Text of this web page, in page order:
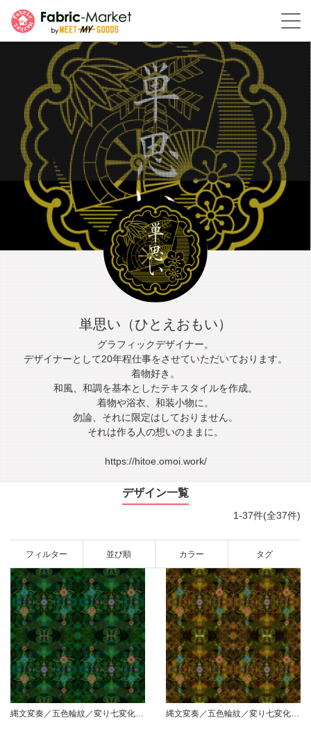
単思い（ひとえおもい）
グラフィックデザイナー。
デザイナーとして20年程仕事をさせていただいております。
着物好き。
和風、和調を基本としたテキスタイルを作成。
着物や浴衣、和装小物に。
勿論、それに限定はしておりません。
それは作る人の想いのままに。
https://hitoe.omoi.work/
デザイン一覧
1-37件(全37件)
フィルター 並び順 カラー タグ
縄文変奏／五色輪紋／変り七変化／華／緑 縄文変奏／五色輪紋／変り七変化／華／黄